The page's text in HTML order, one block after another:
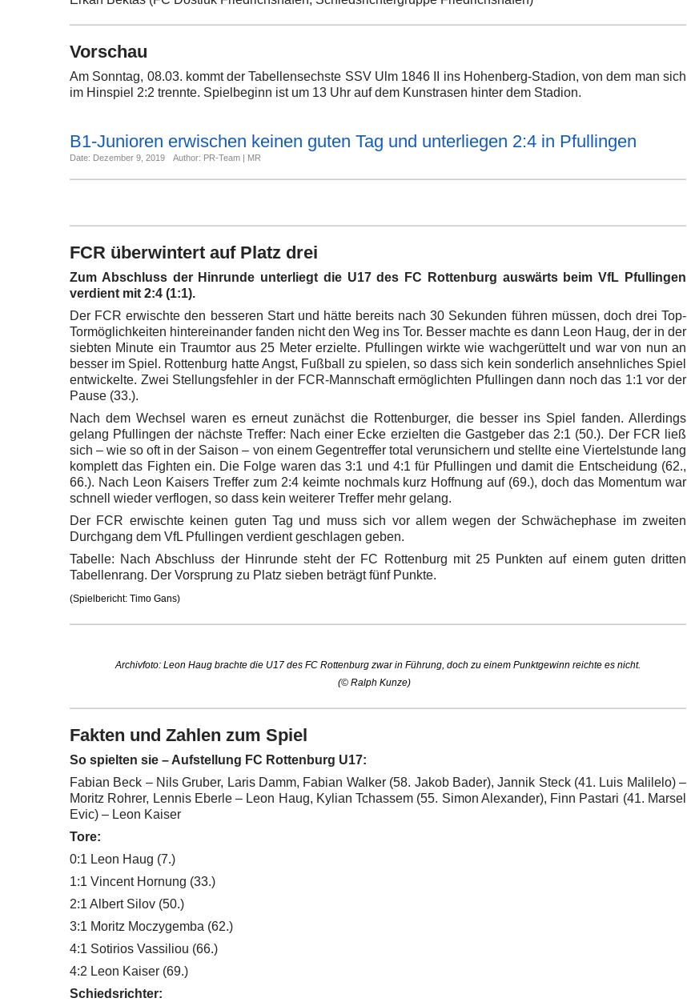
Vorschau
Am Sonntag, 08.03. kommt der Tabellensechste SSV Ulm 1846 II ins Hohenberg-Stadion, von dem man sich
im Hinspiel 2:2 trennte. Spielbeginn ist um 13 Uhr auf dem Kunstrasen hinter dem Stadion.
B1-Junioren erwischen keinen guten Tag und unterliegen 2:4 in Pfullingen
Date: Dezember 9, 2019 Author: PR-Team | MR
FCR überwintert auf Platz drei
Zum Abschluss der Hinrunde unterliegt die U17 des FC Rottenburg auswärts beim VfL Pfullingen
verdient mit 2:4 (1:1).
Der FCR erwischte den besseren Start und hätte bereits nach 30 Sekunden führen müssen, doch drei Top-
Tormöglichkeiten hintereinander fanden nicht den Weg ins Tor. Besser machte es dann Leon Haug, der in der
siebten Minute ein Traumtor aus 25 Meter erzielte. Pfullingen wirkte wie wachgerüttelt und war von nun an
besser im Spiel. Rottenburg hatte Angst, Fußball zu spielen, so dass sich kein sonderlich ansehnliches Spiel
entwickelte. Zwei Stellungsfehler in der FCR-Mannschaft ermöglichten Pfullingen dann noch das 1:1 vor der
Pause (33.).
Nach dem Wechsel waren es erneut zunächst die Rottenburger, die besser ins Spiel fanden. Allerdings
gelang Pfullingen der nächste Treffer: Nach einer Ecke erzielten die Gastgeber das 2:1 (50.). Der FCR ließ
sich – wie so oft in der Saison – von einem Gegentreffer total verunsichern und stellte eine Viertelstunde lang
komplett das Fighten ein. Die Folge waren das 3:1 und 4:1 für Pfullingen und damit die Entscheidung (62.,
66.). Nach Leon Kaisers Treffer zum 2:4 keimte nochmals kurz Hoffnung auf (69.), doch das Momentum war
schnell wieder verflogen, so dass kein weiterer Treffer mehr gelang.
Der FCR erwischte keinen guten Tag und muss sich vor allem wegen der Schwächephase im zweiten
Durchgang dem VfL Pfullingen verdient geschlagen geben.
Tabelle: Nach Abschluss der Hinrunde steht der FC Rottenburg mit 25 Punkten auf einem guten dritten
Tabellenrang. Der Vorsprung zu Platz sieben beträgt fünf Punkte.
(Spielbericht: Timo Gans)
Archivfoto: Leon Haug brachte die U17 des FC Rottenburg zwar in Führung, doch zu einem Punktgewinn reichte es nicht.
(© Ralph Kunze)
Fakten und Zahlen zum Spiel
So spielten sie – Aufstellung FC Rottenburg U17:
Fabian Beck – Nils Gruber, Laris Damm, Fabian Walker (58. Jakob Bader), Jannik Steck (41. Luis Malilelo) –
Moritz Rohrer, Lennis Eberle – Leon Haug, Kylian Tchassem (55. Simon Alexander), Finn Pastari (41. Marsel
Evic) – Leon Kaiser
Tore:
0:1 Leon Haug (7.)
1:1 Vincent Hornung (33.)
2:1 Albert Silov (50.)
3:1 Moritz Moczygemba (62.)
4:1 Sotirios Vassiliou (66.)
4:2 Leon Kaiser (69.)
Schiedsrichter: